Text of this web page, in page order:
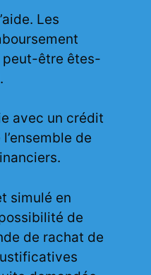
Les
peut-être êtes-
avec un crédit
de
simulé en
de
de rachat de